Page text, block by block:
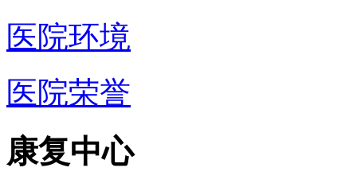
医院环境
医院荣誉
康复中心